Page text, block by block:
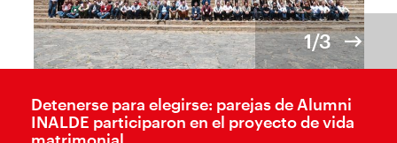
1/3
Detenerse para elegirse: parejas de Alumni
INALDE participaron en el proyecto de vida